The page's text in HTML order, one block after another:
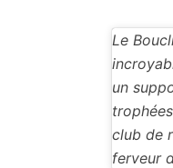
Le
un
club de
ferveur